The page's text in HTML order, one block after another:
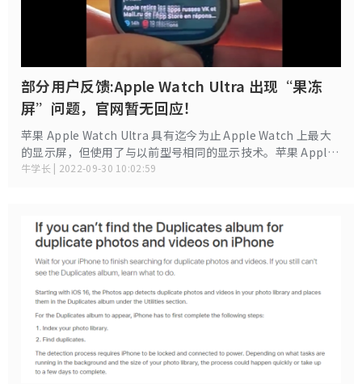
部分用户反馈:Apple Watch Ultra 出现“果冻
屏”问题，官网暂无回应！
苹果 Apple Watch Ultra 具有迄今为止 Apple Watch 上最大
的显示屏，但使用了与以前型号相同的显示技术。苹果 Apple
Watch Ultra 已经上市交付到客户手中，一些用户注意到这款
牛学长 | 2022-09-30 10:02:59